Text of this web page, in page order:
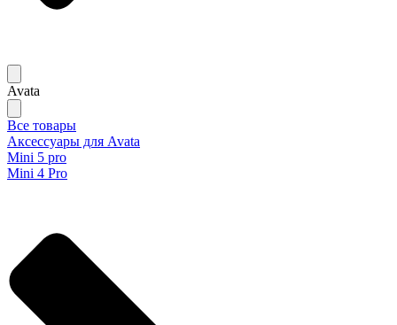
Avata
Все товары
Аксессуары для Avata
Mini 5 pro
Mini 4 Pro